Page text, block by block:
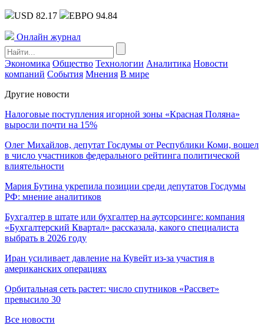
USD 82.17 ЕВРО 94.84
Онлайн журнал
Экономика Общество Технологии Аналитика Новости
компаний События Мнения В мире
Другие новости
Налоговые поступления игорной зоны «Красная Поляна»
выросли почти на 15%
Олег Михайлов, депутат Госдумы от Республики Коми, вошел
в число участников федерального рейтинга политической
влиятельности
Мария Бутина укрепила позиции среди депутатов Госдумы
РФ: мнение аналитиков
Бухгалтер в штате или бухгалтер на аутсорсинге: компания
«Бухгалтерский Квартал» рассказала, какого специалиста
выбрать в 2026 году
Иран усиливает давление на Кувейт из-за участия в
американских операциях
Орбитальная сеть растет: число спутников «Рассвет»
превысило 30
Все новости